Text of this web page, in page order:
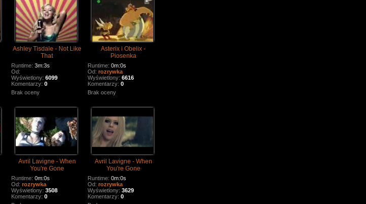
Ashley Tisdale - Not Like
That
Runtime: 3m:3s
Od:
Wyświetlony: 6099
Komentarzy: 0
Brak oceny
Asterix i Obelix -
Piosenka
Runtime: 0m:0s
Od: rozrywka
Wyświetlony: 6616
Komentarzy: 0
Brak oceny
Avril Lavigne - When
You're Gone
Runtime: 0m:0s
Od: rozrywka
Wyświetlony: 3508
Komentarzy: 0
Avril Lavigne - When
You're Gone
Runtime: 0m:0s
Od: rozrywka
Wyświetlony: 3629
Komentarzy: 0